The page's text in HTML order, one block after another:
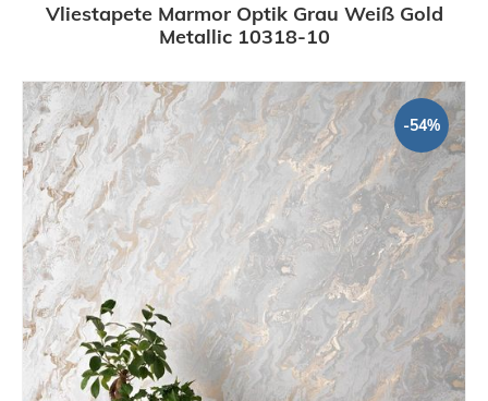
Vliestapete Marmor Optik Grau Weiß Gold
Metallic 10318-10
-54%